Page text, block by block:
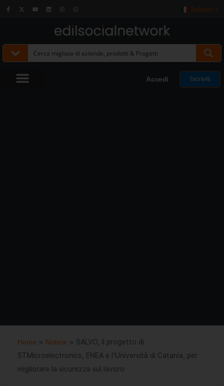
Italiano
Accedi Iscriviti
Home » Notizie » SALVO, il progetto di
STMicroelectronics, ENEA e l’Università di Catania, per
migliorare la sicurezza sul lavoro